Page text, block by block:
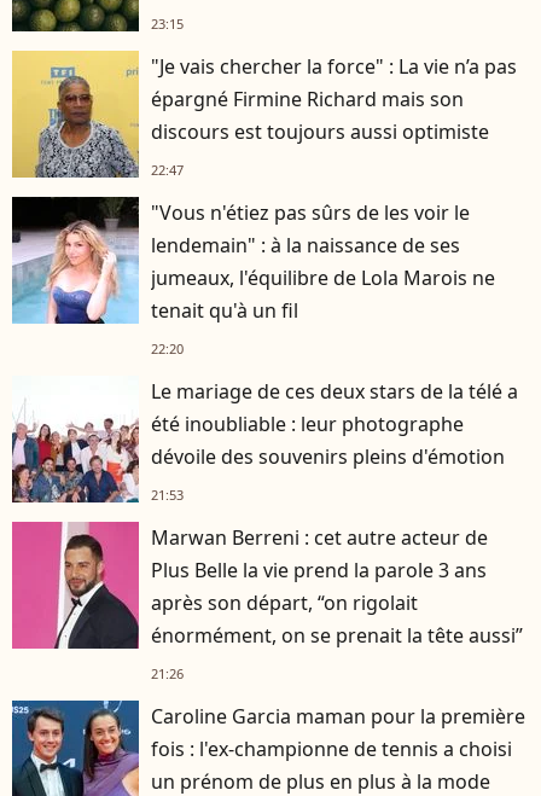
23:15
"Je vais chercher la force" : La vie n’a pas
épargné Firmine Richard mais son
discours est toujours aussi optimiste
22:47
"Vous n'étiez pas sûrs de les voir le
lendemain" : à la naissance de ses
jumeaux, l'équilibre de Lola Marois ne
tenait qu'à un fil
22:20
Le mariage de ces deux stars de la télé a
été inoubliable : leur photographe
dévoile des souvenirs pleins d'émotion
21:53
Marwan Berreni : cet autre acteur de
Plus Belle la vie prend la parole 3 ans
après son départ, “on rigolait
énormément, on se prenait la tête aussi”
21:26
Caroline Garcia maman pour la première
fois : l'ex-championne de tennis a choisi
un prénom de plus en plus à la mode